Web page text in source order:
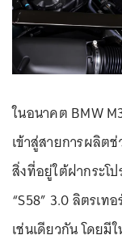
ในอนาคต BMW
เข้าสู่สายการผลิต
สิ่งที่อยู่ใต้ฝากระโ
“S58” 3.0 ลิตรเท
เช่นเดียวกัน โดยมี